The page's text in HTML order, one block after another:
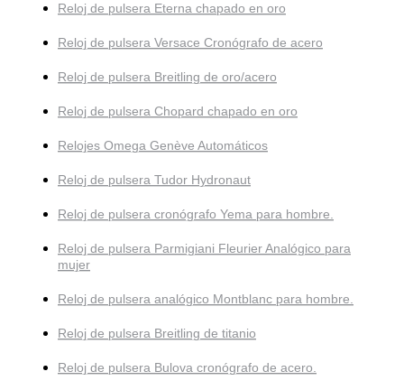
Reloj de pulsera Eterna chapado en oro
Reloj de pulsera Versace Cronógrafo de acero
Reloj de pulsera Breitling de oro/acero
Reloj de pulsera Chopard chapado en oro
Relojes Omega Genève Automáticos
Reloj de pulsera Tudor Hydronaut
Reloj de pulsera cronógrafo Yema para hombre.
Reloj de pulsera Parmigiani Fleurier Analógico para
mujer
Reloj de pulsera analógico Montblanc para hombre.
Reloj de pulsera Breitling de titanio
Reloj de pulsera Bulova cronógrafo de acero.